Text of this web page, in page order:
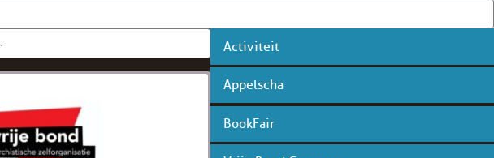
Activiteit
Appelscha
BookFair